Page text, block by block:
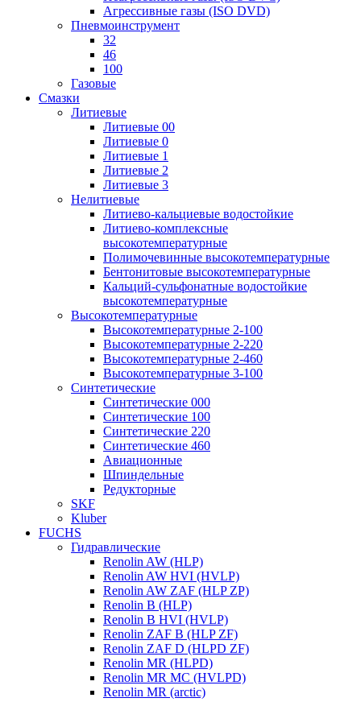
Агрессивные газы (ISO DVD)
Пневмоинструмент
32
46
100
Газовые
Смазки
Литиевые
Литиевые 00
Литиевые 0
Литиевые 1
Литиевые 2
Литиевые 3
Нелитиевые
Литиево-кальциевые водостойкие
Литиево-комплексные
высокотемпературные
Полимочевинные высокотемпературные
Бентонитовые высокотемпературные
Кальций-сульфонатные водостойкие
высокотемпературные
Высокотемпературные
Высокотемпературные 2-100
Высокотемпературные 2-220
Высокотемпературные 2-460
Высокотемпературные 3-100
Синтетические
Синтетические 000
Синтетические 100
Синтетические 220
Синтетические 460
Авиационные
Шпиндельные
Редукторные
SKF
Kluber
FUCHS
Гидравлические
Renolin AW (HLP)
Renolin AW HVI (HVLP)
Renolin AW ZAF (HLP ZP)
Renolin B (HLP)
Renolin B HVI (HVLP)
Renolin ZAF B (HLP ZF)
Renolin ZAF D (HLPD ZF)
Renolin MR (HLPD)
Renolin MR MC (HVLPD)
Renolin MR (arctic)